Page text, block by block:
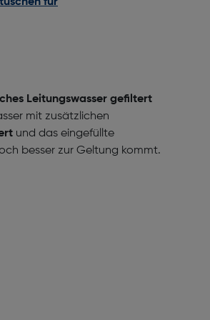
Leitungswasser gefiltert
mit zusätzlichen
und das eingefüllte
besser zur Geltung kommt.